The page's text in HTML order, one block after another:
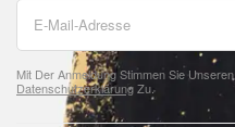
Mit Der Anmeldung Stimmen Sie Unseren
DatenschutzerklärungZu.